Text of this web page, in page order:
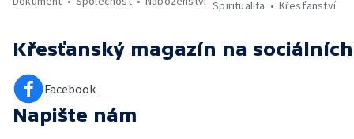
Spiritualita
Křesťanství
Křesťanský magazín na
Facebook
Napište nám